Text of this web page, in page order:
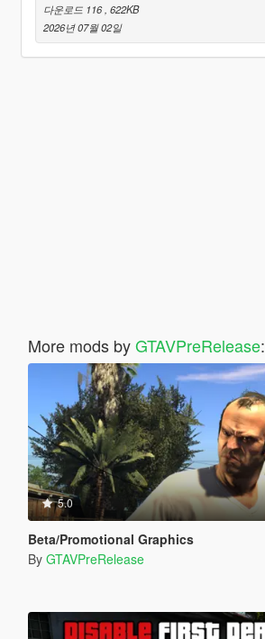
다운로드 116 , 622KB
2026년 07월 02일
More mods byGTAVPreRelease:
5.0
Beta/Promotional Graphics
By GTAVPreRelease